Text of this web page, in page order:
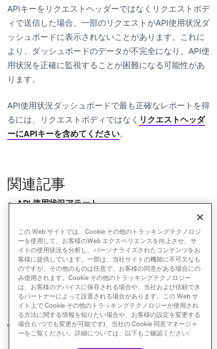
APIキーをリクエストヘッダーではなくリクエストボデ
ィで送信した場合、一部のリクエストがAPI使用状況ダ
ッシュボードに表示されないことがあります。これに
より、ダッシュボードのデータが不完全になり、API使
用状況を正確に監視することが困難になる可能性があ
ります。
API使用状況ダッシュボードで最も正確なレポートを得
るには、リクエストボディではなく リクエストヘッダ
ーにAPIキーを含めてください。
関連記事
API 使用状況アラート
Bearerトークン認証
前へ 到達性センター 次へ
ダッシュボードビル
この Web サイトでは、Cookie その他のトラッキングテクノロジ
ーを使用して、お客様のWeb エクスペリエンスを向上させ、サ
イトの使用状況を分析し、パーソナライズされたコンテンツをお
客様に提供しています。一部は、当社サイトの機能に不可欠なも
のですが、その他のものは任意で、お客様の同意がある場合にの
み使用されます。Cookie その他のトラッキングテクノロジー
は、お客様のデバイスに保存される場合や、当社および信頼でき
るパートナーによって設置される場合があります。この Web サ
イト上で Cookie その他のトラッキングテクノロジーが使用され
る方法に関する情報を知りたい場合や、お客様の設定を変更する
場合 (いつでも変更が可能です)、当社の Cookie 同意マネージャ
ーをご覧ください。詳細については、以下もご確認ください: